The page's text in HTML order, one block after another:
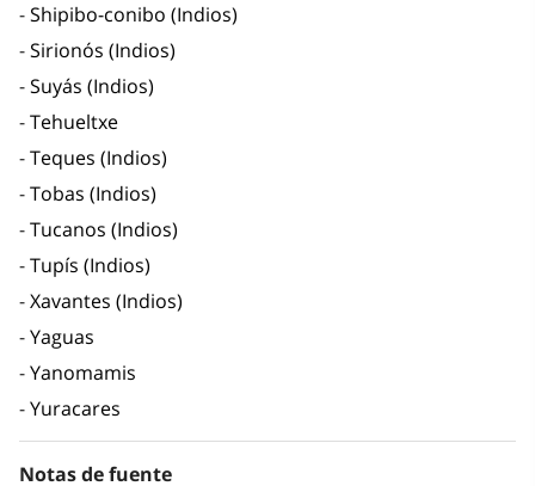
Shipibo-conibo (Indios)
Sirionós (Indios)
Suyás (Indios)
Tehueltxe
Teques (Indios)
Tobas (Indios)
Tucanos (Indios)
Tupís (Indios)
Xavantes (Indios)
Yaguas
Yanomamis
Yuracares
Notas de fuente